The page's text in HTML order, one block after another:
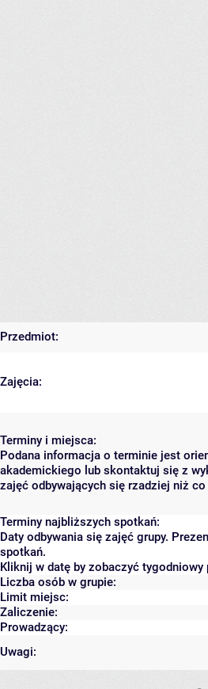
Przedmiot:
Zajęcia:
Terminy i miejsca:
Podana informacja o terminie jest
akademickiego lub skontaktuj się z
zajęć odbywających się rzadziej niż co
Terminy najbliższych spotkań:
Daty odbywania się zajęć grupy.
spotkań.
Kliknij w datę by zobaczyć
Liczba osób w grupie:
Limit miejsc:
Zaliczenie:
Prowadzący:
Uwagi: